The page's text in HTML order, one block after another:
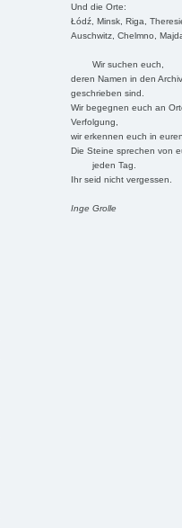
Und die Orte:
Łódź, Minsk, Riga,
Auschwitz, Chelmno,
Wir suchen euch,
deren Namen in den
geschrieben sind.
Wir begegnen euch an
Verfolgung,
wir erkennen euch in
Die Steine sprechen von
jeden Tag.
Ihr seid nicht vergessen.
Inge Grolle